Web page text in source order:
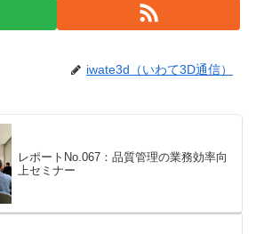
iwate3d（いわて3D通信）
レポートNo.067：品質管理の業務効率向
上セミナー